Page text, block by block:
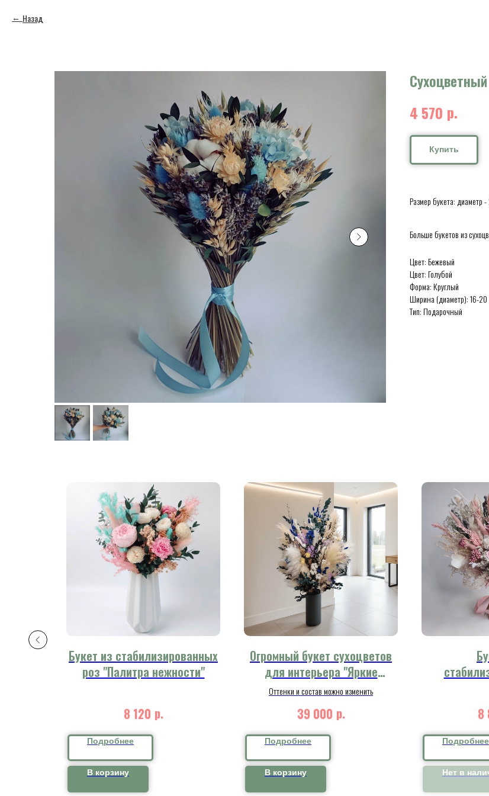
Назад
4 570 р.
Купить
Размер букета: диаметр
Больше букетов из
Цвет: Бежевый
Цвет: Голубой
Форма: Круглый
Ширина (диаметр): 16-20
Тип: Подарочный
Букет из стабилизированных
роз "Палитра нежности"
8 120 р.
Подробнее
В корзину
Огромный букет сухоцветов
для интерьера "Яркие
детали"
Оттенки и состав можно изменить
39 000 р.
Подробнее
В корзину
8
Подробнее
Нет в